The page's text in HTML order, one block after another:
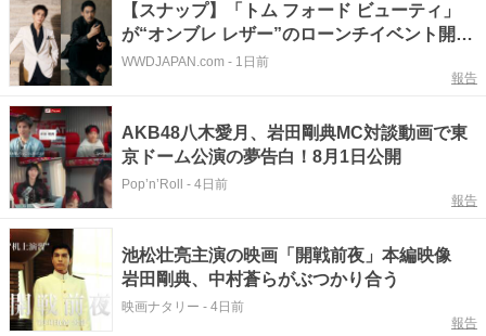
【スナップ】「トム フォード ビューティ」
が“オンブレ レザー”のローンチイベント開
催 大谷亮平、岩田剛典ら来場
WWDJAPAN.com - 1日前
報告
AKB48八木愛月、岩田剛典MC対談動画で東
京ドーム公演の夢告白！8月1日公開
Pop’n’Roll - 4日前
報告
池松壮亮主演の映画「開戦前夜」本編映像
岩田剛典、中村蒼らがぶつかり合う
映画ナタリー - 4日前
報告